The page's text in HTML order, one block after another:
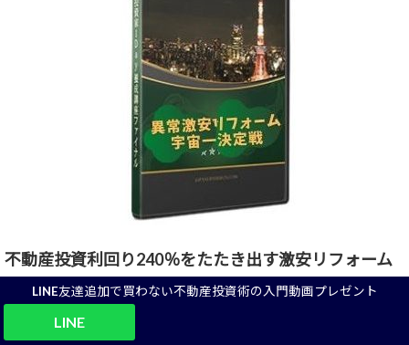
LINE友達追加で買わない不動産投資術の入門動画プレゼント
LINE
不動産投資利回り240％をたたき出す激安リフォーム